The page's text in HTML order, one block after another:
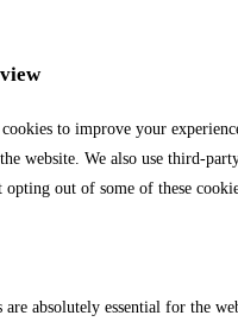
to improve your
website. We also use third-
opting out of some of these
are absolutely essential for the